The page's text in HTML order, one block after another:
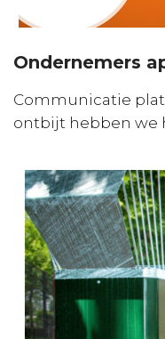
Ondernemers
Communicatie
ontbijt hebben we